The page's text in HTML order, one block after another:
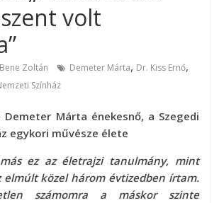
volt
Bene Zoltán Demeter Márta, Dr. Kiss Ernő,
Színház
Demeter Márta énekesnő, a Szegedi
egykori művésze élete
ez az életrajzi tanulmány, mint
elmúlt közel három évtizedben írtam.
számomra a máskor szinte